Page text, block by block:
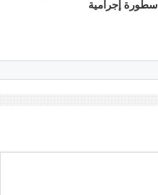
أسطورة إجرامية